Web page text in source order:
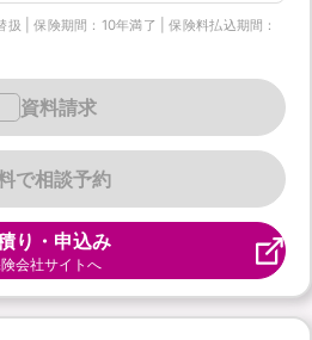
| 保険期間：10年満了 | 保険料払込期間：
で相談予約
資料請求
り・申込み
会社サイトへ